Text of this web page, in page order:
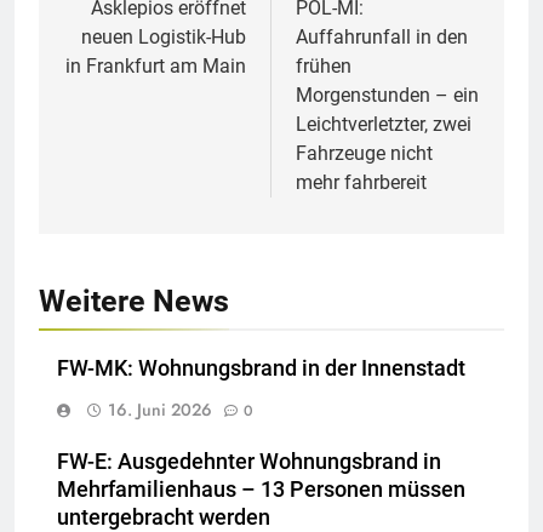
Asklepios eröffnet
neuen Logistik-Hub
in Frankfurt am Main
POL-MI:
Auffahrunfall in den
frühen
Morgenstunden – ein
Leichtverletzter, zwei
Fahrzeuge nicht
mehr fahrbereit
Weitere News
FW-MK: Wohnungsbrand in der Innenstadt
16. Juni 2026
0
FW-E: Ausgedehnter Wohnungsbrand in
Mehrfamilienhaus – 13 Personen müssen
untergebracht werden